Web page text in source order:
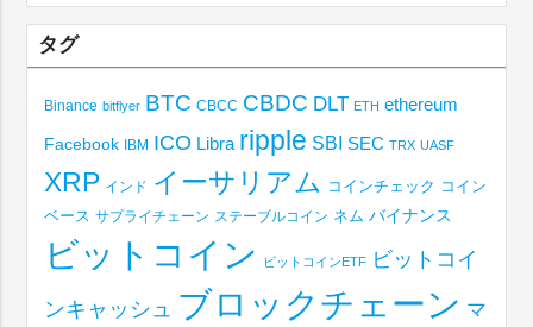
タグ
Binance bitflyer BTC CBCC CBDC DLT ETH ethereum
Facebook IBM ICO Libra ripple SBI SEC TRX UASF
XRP インド イーサリアム コインチェック コイン
ベース サプライチェーン ステーブルコイン ネム バイナンス
ビットコイン ビットコインETF ビットコイ
ンキャッシュ ブロックチェーン マ